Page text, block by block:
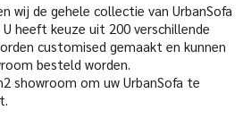
wij de gehele collectie van UrbanSofa
heeft keuze uit 200 verschillende
customised gemaakt en kunnen
besteld worden.
showroom om uw UrbanSofa te